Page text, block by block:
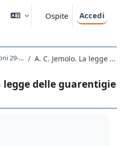
Ospite Accedi
Lezioni 29-30. Il 1870. A. C. Jemolo. La legge delle guarentigie
legge delle guarentigie